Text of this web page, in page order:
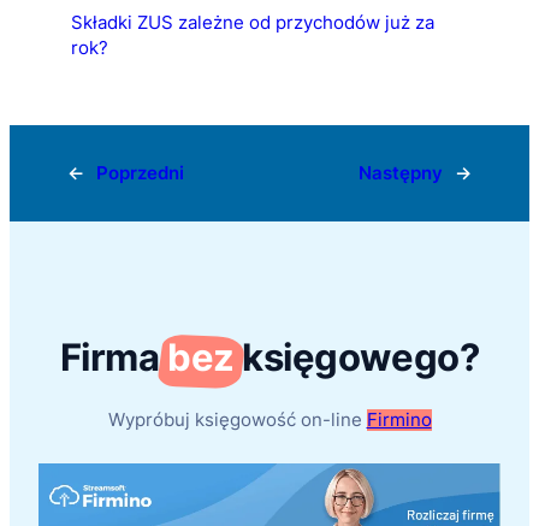
Składki ZUS zależne od przychodów już za
rok?
← Poprzedni Następny →
Firmabezksięgowego?
Wypróbuj księgowość on-line Firmino